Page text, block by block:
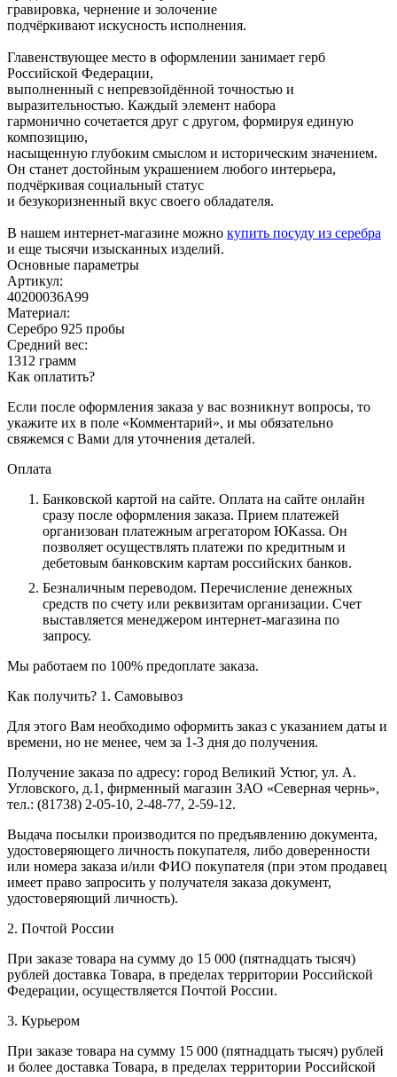
гравировка, чернение и золочение
подчёркивают искусность исполнения.
Главенствующее место в оформлении занимает герб
Российской Федерации,
выполненный с непревзойдённой точностью и
выразительностью. Каждый элемент набора
гармонично сочетается друг с другом, формируя единую
композицию,
насыщенную глубоким смыслом и историческим значением.
Он станет достойным украшением любого интерьера,
подчёркивая социальный статус
и безукоризненный вкус своего обладателя.
В нашем интернет-магазине можно купить посуду из серебра
и еще тысячи изысканных изделий.
Основные параметры
Артикул:
40200036А99
Материал:
Серебро 925 пробы
Средний вес:
1312 грамм
Как оплатить?
Если после оформления заказа у вас возникнут вопросы, то
укажите их в поле «Комментарий», и мы обязательно
свяжемся с Вами для уточнения деталей.
Оплата
Банковской картой на сайте. Оплата на сайте онлайн
сразу после оформления заказа. Прием платежей
организован платежным агрегатором ЮKassa. Он
позволяет осуществлять платежи по кредитным и
дебетовым банковским картам российских банков.
Безналичным переводом. Перечисление денежных
средств по счету или реквизитам организации. Счет
выставляется менеджером интернет-магазина по
запросу.
Мы работаем по 100% предоплате заказа.
Как получить? 1. Самовывоз
Для этого Вам необходимо оформить заказ с указанием даты и
времени, но не менее, чем за 1-3 дня до получения.
Получение заказа по адресу: город Великий Устюг, ул. А.
Угловского, д.1, фирменный магазин ЗАО «Северная чернь»,
тел.: (81738) 2-05-10, 2-48-77, 2-59-12.
Выдача посылки производится по предъявлению документа,
удостоверяющего личность покупателя, либо доверенности
или номера заказа и/или ФИО покупателя (при этом продавец
имеет право запросить у получателя заказа документ,
удостоверяющий личность).
2. Почтой России
При заказе товара на сумму до 15 000 (пятнадцать тысяч)
рублей доставка Товара, в пределах территории Российской
Федерации, осуществляется Почтой России.
3. Курьером
При заказе товара на сумму 15 000 (пятнадцать тысяч) рублей
и более доставка Товара, в пределах территории Российской